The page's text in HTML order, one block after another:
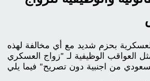
بحزم شديد مع أي مخالفة لهذه
العواقب الوظيفية لـ "زواج العسكري